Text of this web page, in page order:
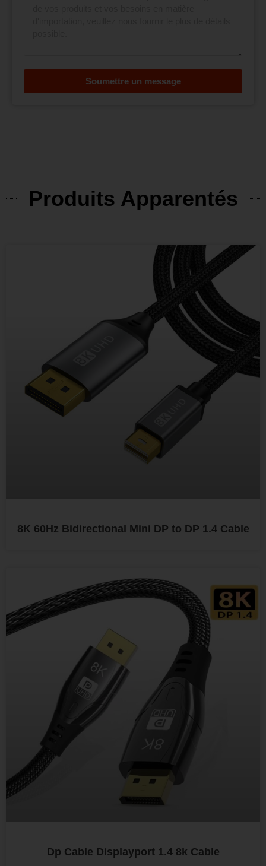
Soumettre un message
Produits Apparentés
8K 60Hz Bidirectional Mini DP to DP 1.4 Cable
Dp Cable Displayport 1.4 8k Cable